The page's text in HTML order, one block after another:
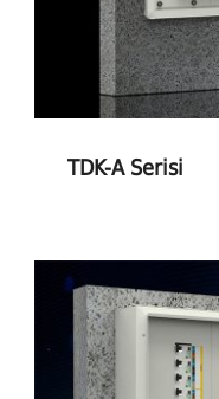
TDK-A Serisi